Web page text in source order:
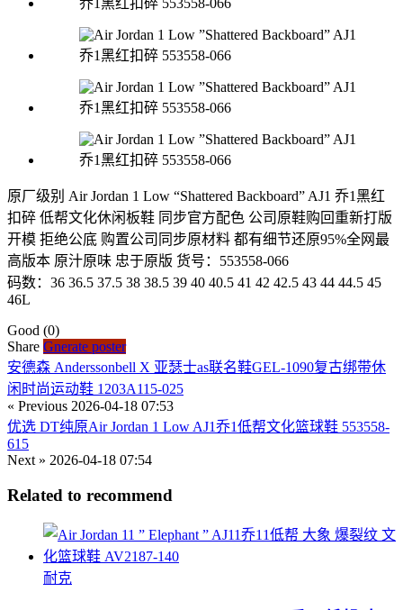
原厂级别 Air Jordan 1 Low “Shattered Backboard” AJ1 乔1黑红
扣碎 低帮文化休闲板鞋 同步官方配色 公司原鞋购回重新打版
开模 拒绝公底 购置公司同步原材料 都有细节还原95%全网最
高版本 原汁原味 忠于原版 货号：553558-066
码数：36 36.5 37.5 38 38.5 39 40 40.5 41 42 42.5 43 44 44.5 45
46L
Good (0)
Share Gnerate poster
安德森 Anderssonbell X 亚瑟士as联名鞋GEL-1090复古绑带休
闲时尚运动鞋 1203A115-025
« Previous 2026-04-18 07:53
优选 DT纯原Air Jordan 1 Low AJ1乔1低帮文化篮球鞋 553558-
615
Next » 2026-04-18 07:54
Related to recommend
耐克